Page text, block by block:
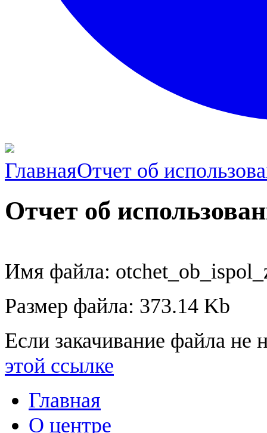
ГлавнаяОтчет об
Отчет об
Имя файла:
Размер файла: 373.14 Kb
Если закачивание файла не
этой ссылке
Главная
О центре